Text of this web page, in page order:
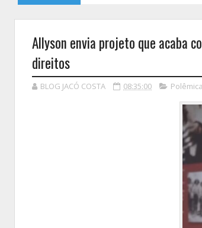
Allyson envia projeto que acaba
direitos
BLOG JACÓ COSTA 08:35:00